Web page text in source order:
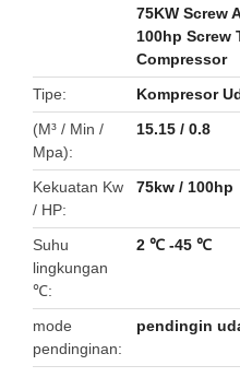
75KW Screw
100hp Screw
Compressor
Tipe
Kompresor
(M³ / Min /
Mpa)
15.15 / 0.8
Kekuatan Kw
/ HP
75kw / 100hp
Suhu
lingkungan
℃
2 ℃ -45 ℃
mode
pendinginan
pendingin